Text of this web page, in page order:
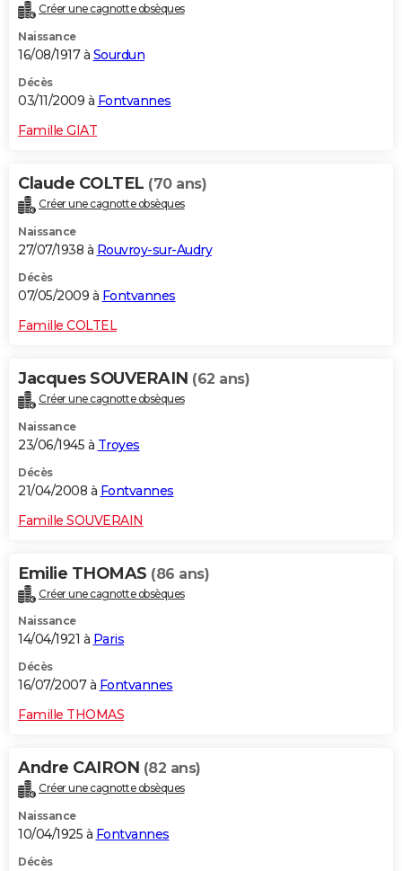
Créer une cagnotte obsèques
Naissance
16/08/1917 à Sourdun
Décès
03/11/2009 à Fontvannes
Famille GIAT
Claude COLTEL (70 ans)
Créer une cagnotte obsèques
Naissance
27/07/1938 à Rouvroy-sur-Audry
Décès
07/05/2009 à Fontvannes
Famille COLTEL
Jacques SOUVERAIN (62 ans)
Créer une cagnotte obsèques
Naissance
23/06/1945 à Troyes
Décès
21/04/2008 à Fontvannes
Famille SOUVERAIN
Emilie THOMAS (86 ans)
Créer une cagnotte obsèques
Naissance
14/04/1921 à Paris
Décès
16/07/2007 à Fontvannes
Famille THOMAS
Andre CAIRON (82 ans)
Créer une cagnotte obsèques
Naissance
10/04/1925 à Fontvannes
Décès